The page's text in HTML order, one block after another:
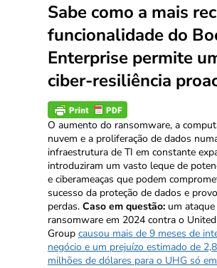
Sabe como a mais
funcionalidade do
Enterprise permite
ciber-resiliência
O aumento do ransomware, a
nuvem e a proliferação de dados
infraestrutura de TI em constante
introduziram um vasto leque de
e ciberameaças que podem
sucesso da proteção de dados e
perdas. Caso em questão:um ataque
ransomware em 2024 contra o
Group causou mais de 9 meses de
negócio e um prejuízo estimado de
milhões de dólares para o UHG só